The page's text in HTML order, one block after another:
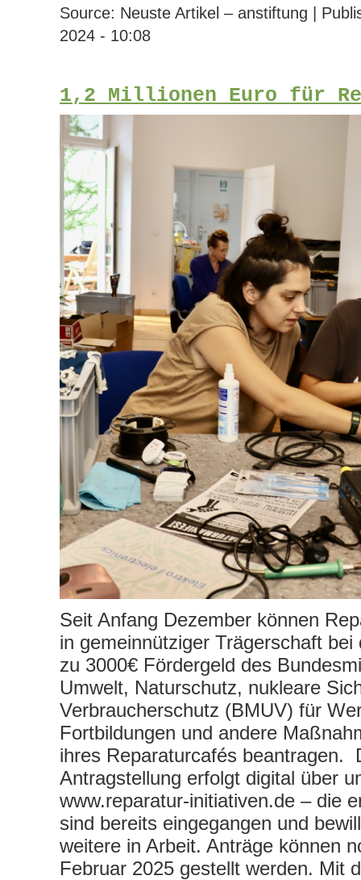
Source: Neuste Artikel – anstiftung
2024 - 10:08
1,2 Millionen Euro für
Seit Anfang Dezember können
in gemeinnütziger Trägerschaft
zu 3000€ Fördergeld des
Umwelt, Naturschutz, nukleare
Verbraucherschutz (BMUV) für
Fortbildungen und andere
ihres Reparaturcafés beantragen.
Antragstellung erfolgt digital über
www.reparatur-initiativen.de – die
sind bereits eingegangen und
weitere in Arbeit. Anträge können
Februar 2025 gestellt werden. Mit